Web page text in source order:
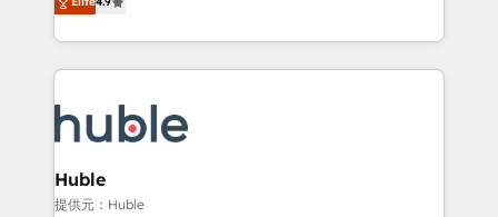
Sales Enablement HubSpot Impact Award 🏆2015
Growth-Driven Design Agency of the Year 🏆2015
COS Design Award 🏆2013 HubSpot Marketplace
Provider of the Year 🏆2011 Became a HubSpot
Partner 📆Founded in 1997
1️⃣ Set Up | Onboarding New or Check-fixing existing
HubSpot portals 2️⃣ Scale Up | 100% HubSpot Task
Execution... Global 24/7 ... All Experts 3️⃣ Integrate |
Slash months from your API Integration project... ⬅️
Click "Contact Business" ⬅️ to access 150+ Kickstart
Integration templates that put HubSpot in the center
of your tech stack, syncing... 🛍️ Shopify or
Huble
提供元：Huble